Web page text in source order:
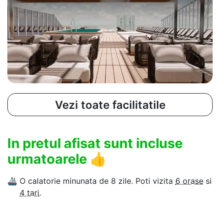
Vezi toate facilitatile
In pretul afisat sunt incluse
urmatoarele 👍
🚢 O calatorie minunata de 8 zile. Poti vizita 6 orase si
4 tari.